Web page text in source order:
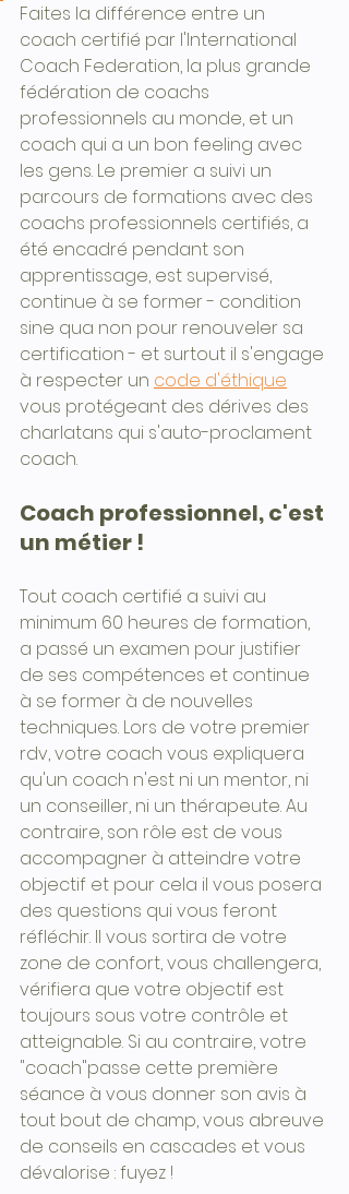
Faites la différence entre un
coach certifié par l'International
Coach Federation, la plus grande
fédération de coachs
professionnels au monde, et un
coach qui a un bon feeling avec
les gens. Le premier a suivi un
parcours de formations avec des
coachs professionnels certifiés, a
été encadré pendant son
apprentissage, est supervisé,
continue à se former - condition
sine qua non pour renouveler sa
certification - et surtout il s'engage
à respecter un code d'éthique
vous protégeant des dérives des
charlatans qui s'auto-proclament
coach.
Coach professionnel, c'est
un métier !
Tout coach certifié a suivi au
minimum 60 heures de formation,
a passé un examen pour justifier
de ses compétences et continue
à se former à de nouvelles
techniques. Lors de votre premier
rdv, votre coach vous expliquera
qu'un coach n'est ni un mentor, ni
un conseiller, ni un thérapeute. Au
contraire, son rôle est de vous
accompagner à atteindre votre
objectif et pour cela il vous posera
des questions qui vous feront
réfléchir. Il vous sortira de votre
zone de confort, vous challengera,
vérifiera que votre objectif est
toujours sous votre contrôle et
atteignable. Si au contraire, votre
"coach"passe cette première
séance à vous donner son avis à
tout bout de champ, vous abreuve
de conseils en cascades et vous
dévalorise : fuyez !